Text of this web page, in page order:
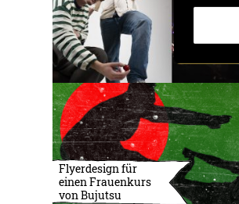
Flyerdesign für
einen Frauenkurs
von Bujutsu